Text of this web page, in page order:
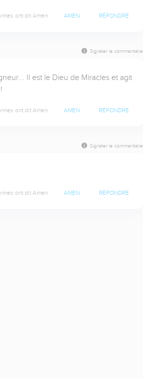
ont dit Amen AMEN RÉPONDRE
Signaler le commentaire
Il est le Dieu de Miracles et agit
ont dit Amen AMEN RÉPONDRE
Signaler le commentaire
ont dit Amen AMEN RÉPONDRE